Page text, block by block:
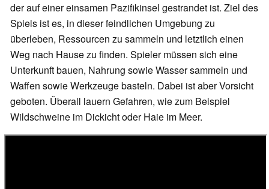
der auf einer einsamen Pazifikinsel gestrandet ist. Ziel des
Spiels ist es, in dieser feindlichen Umgebung zu
überleben, Ressourcen zu sammeln und letztlich einen
Weg nach Hause zu finden. Spieler müssen sich eine
Unterkunft bauen, Nahrung sowie Wasser sammeln und
Waffen sowie Werkzeuge basteln. Dabei ist aber Vorsicht
geboten. Überall lauern Gefahren, wie zum Beispiel
Wildschweine im Dickicht oder Haie im Meer.